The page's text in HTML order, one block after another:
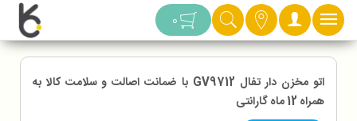
دسته بندی 0
اتو مخزن دار تفال GV9712 با ضمانت اصالت و سلامت کالا به
همراه 12 ماه گارانتی